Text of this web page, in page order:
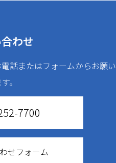
わせ
話またはフォームからお願い
。
7700
せフォーム